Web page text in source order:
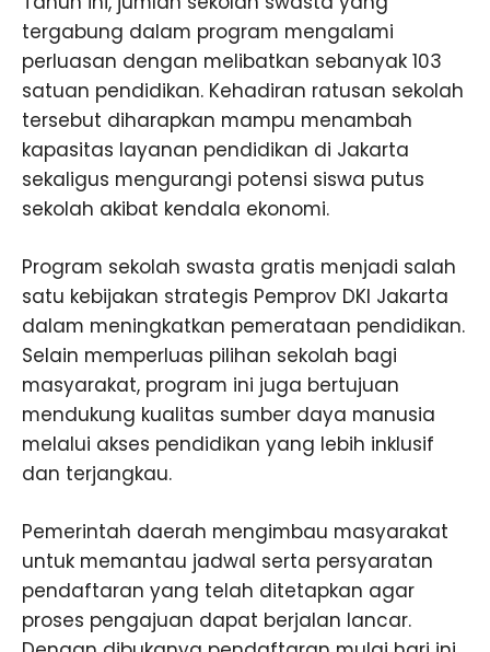
tergabung dalam program mengalami
perluasan dengan melibatkan sebanyak 103
satuan pendidikan. Kehadiran ratusan sekolah
tersebut diharapkan mampu menambah
kapasitas layanan pendidikan di Jakarta
sekaligus mengurangi potensi siswa putus
sekolah akibat kendala ekonomi.
Program sekolah swasta gratis menjadi salah
satu kebijakan strategis Pemprov DKI Jakarta
dalam meningkatkan pemerataan pendidikan.
Selain memperluas pilihan sekolah bagi
masyarakat, program ini juga bertujuan
mendukung kualitas sumber daya manusia
melalui akses pendidikan yang lebih inklusif
dan terjangkau.
Pemerintah daerah mengimbau masyarakat
untuk memantau jadwal serta persyaratan
pendaftaran yang telah ditetapkan agar
proses pengajuan dapat berjalan lancar.